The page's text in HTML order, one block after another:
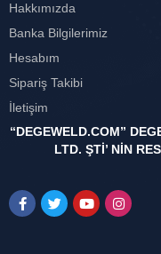
Hakkımızda
Banka Bilgilerimiz
Hesabım
Sipariş Takibi
İletişim
“DEGEWELD.COM”
LTD. ŞTİ’ NİN